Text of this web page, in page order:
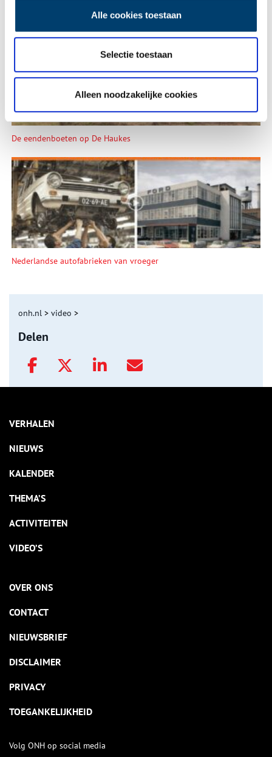
Alle cookies toestaan
Selectie toestaan
Alleen noodzakelijke cookies
Tien verdwenen pretparken
De eendenboeten op De Haukes
Nederlandse autofabrieken van vroeger
onh.nl > video >
Delen
VERHALEN
NIEUWS
KALENDER
THEMA’S
ACTIVITEITEN
VIDEO’S
OVER ONS
CONTACT
NIEUWSBRIEF
DISCLAIMER
PRIVACY
TOEGANKELIJKHEID
Volg ONH op social media